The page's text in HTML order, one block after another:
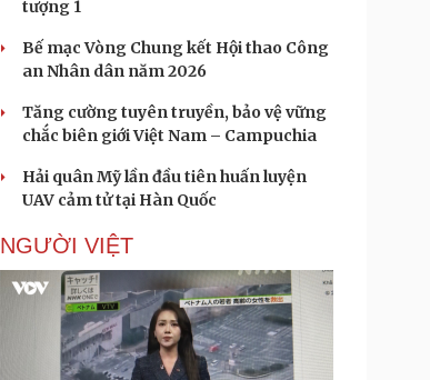
tượng 1
Bế mạc Vòng Chung kết Hội thao Công
an Nhân dân năm 2026
Tăng cường tuyên truyền, bảo vệ vững
chắc biên giới Việt Nam – Campuchia
Hải quân Mỹ lần đầu tiên huấn luyện
UAV cảm tử tại Hàn Quốc
NGƯỜI VIỆT